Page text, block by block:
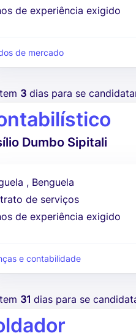
de experiência exigido
de mercado
3 dias para se
Dumbo Sipitali
, Benguela
de serviços
de experiência exigido
e contabilidade
31 dias para se